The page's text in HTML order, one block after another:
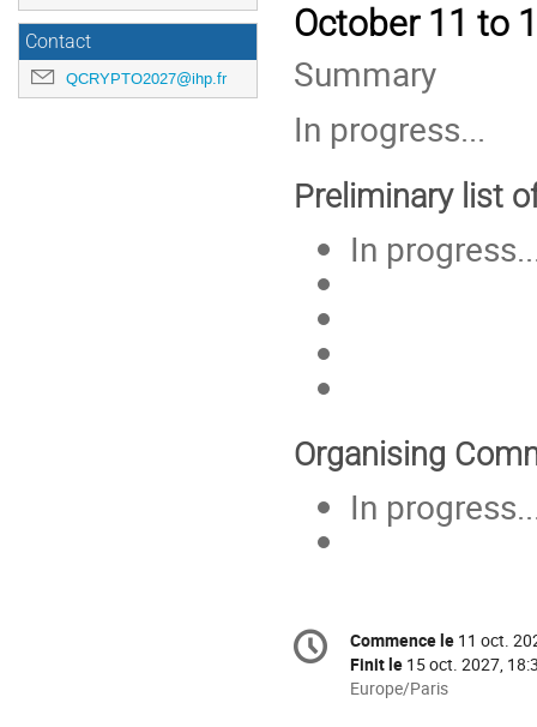
Contact
QCRYPTO2027@ihp.fr
October 11 to
Summary
In progress...
Preliminary list
In
Organising
In
Information
de
Date/Heure
Commence le 11 oct.
Finit le 15 oct. 2027,
Toutes
Europe/Paris